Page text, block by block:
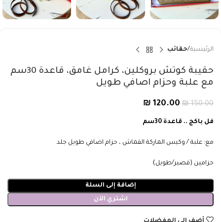
الرئيسية حقائب
حقيبة كوتش بروكلين، كرامل غامق، قاعدة 30سم
مع علبة وحزام اصافي طويل
₪150.00
₪ 120.00
فل باكج .. قاعدة 30سم
مع: علبة / وكيس الماركة القماش ، حزام اضافي طويل جلد
حزامين (قصير/طويل)
إضافة إلى السلة
اشتري الآن